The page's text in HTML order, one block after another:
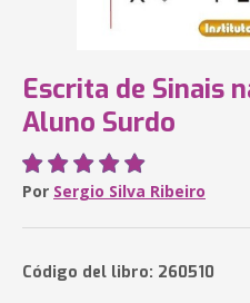
Escrita de Sinais
Aluno Surdo
Por Sergio Silva Ribeiro
Código del libro: 260510